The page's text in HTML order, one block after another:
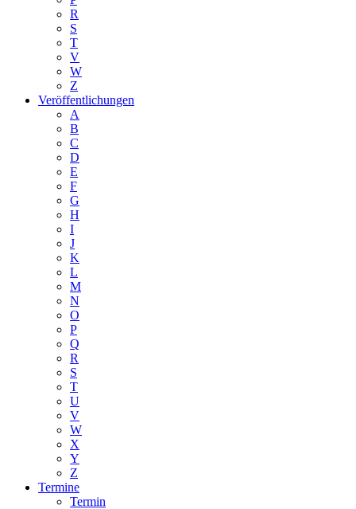
R
S
T
V
W
Z
Veröffentlichungen
A
B
C
D
E
F
G
H
I
J
K
L
M
N
O
P
Q
R
S
T
U
V
W
X
Y
Z
Termine
Termin